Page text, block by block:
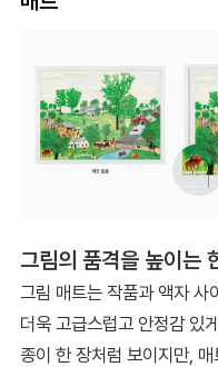
그림의 품격을 높이는
그림 매트는 작품과 액자 사
더욱 고급스럽고 안정감 있
종이 한 장처럼 보이지만,